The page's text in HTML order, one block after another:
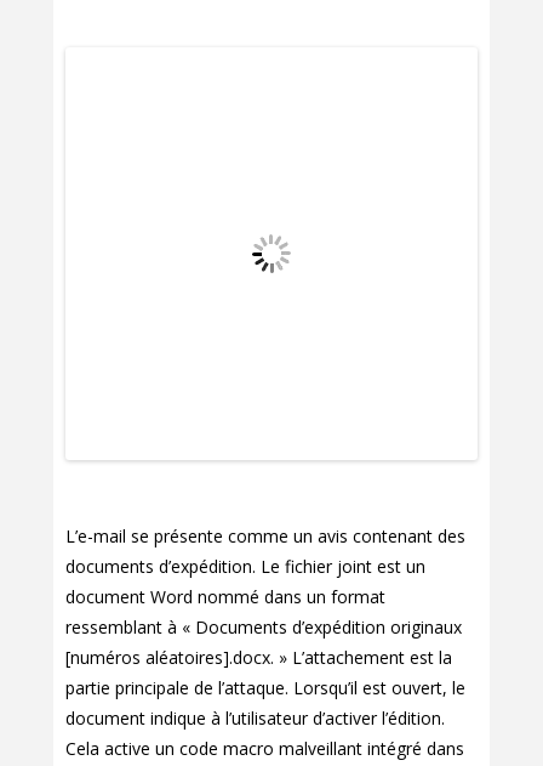
L’e-mail se présente comme un avis contenant des
documents d’expédition. Le fichier joint est un
document Word nommé dans un format
ressemblant à « Documents d’expédition originaux
[numéros aléatoires].docx. » L’attachement est la
partie principale de l’attaque. Lorsqu’il est ouvert, le
document indique à l’utilisateur d’activer l’édition.
Cela active un code macro malveillant intégré dans